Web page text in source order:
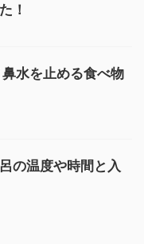
！
水を止める食べ物
の温度や時間と入